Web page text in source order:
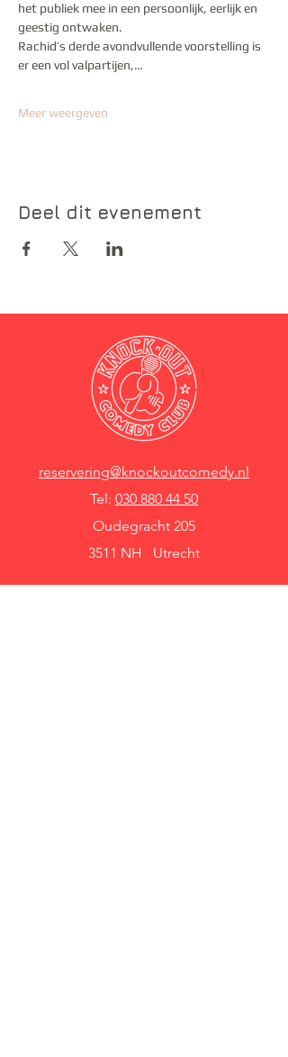
het publiek mee in een persoonlijk, eerlijk en
geestig ontwaken.
Rachid’s derde avondvullende voorstelling is
er een vol valpartijen,…
Meer weergeven
Deel dit evenement
reservering@knockoutcomedy.nl
Tel: 030 880 44 50
Oudegracht 205
3511 NH Utrecht